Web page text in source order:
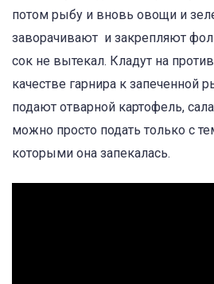
потом рыбу и вновь овощи и
заворачивают и закрепляют
сок не вытекал. Кладут на
качестве гарнира к запеченной
подают отварной картофель,
можно просто подать только с
которыми она запекалась.